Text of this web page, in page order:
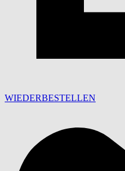
WIEDERBESTELLEN